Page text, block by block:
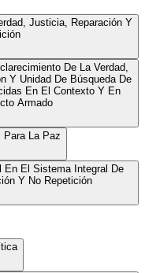
Justicia, Reparación Y
De La Verdad,
Y Unidad De Búsqueda De
En El Contexto Y En
Armado
La Paz
En El Sistema Integral De
Y No Repetición